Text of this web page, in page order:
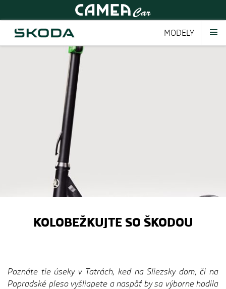
MODELY
KOLOBEŽKUJTE SO ŠKODOU
Poznáte tie úseky v Tatrách, keď na Sliezsky dom, či na
Popradské pleso vyšliapete a naspäť by sa výborne hodila